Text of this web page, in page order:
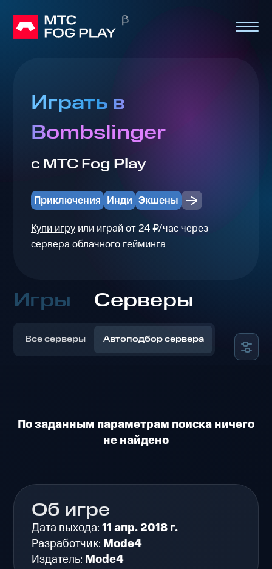
Играть в
Bombslinger
с МТС Fog Play
Приключения Инди Экшены
Купи игруили играй от 24 ₽/час через
сервера облачного гейминга
Игры Серверы
Все серверы Автоподбор сервера
По заданным параметрам поиска ничего
не найдено
Об игре
Дата выхода:11 апр. 2018 г.
Разработчик: Mode4
Издатель: Mode4